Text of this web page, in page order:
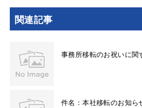
関連記事
事務所移転のお祝いに関
件名：本社移転のお知ら